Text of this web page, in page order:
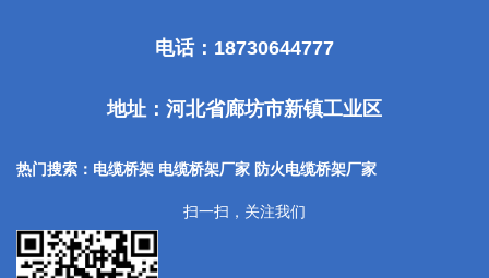
电话：18730644777
地址：河北省廊坊市新镇工业区
热门搜索：电缆桥架 电缆桥架厂家 防火电缆桥架厂家
扫一扫，关注我们